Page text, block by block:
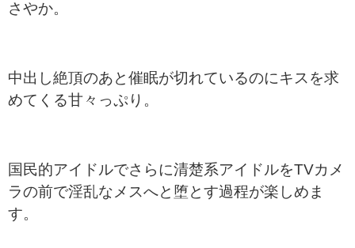
さやか。
中出し絶頂のあと催眠が切れているのにキスを求
めてくる甘々っぷり。
国民的アイドルでさらに清楚系アイドルをTVカメ
ラの前で淫乱なメスへと堕とす過程が楽しめま
す。